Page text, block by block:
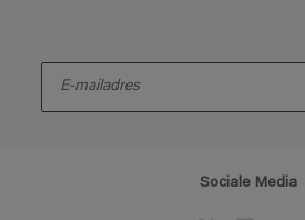
Sociale Media